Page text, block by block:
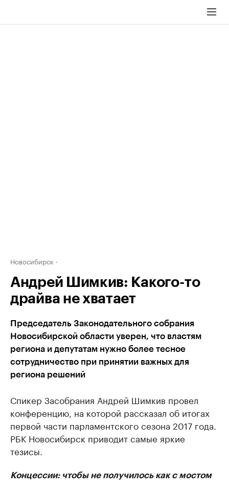
Новосибирск
Андрей Шимкив: Какого-то
драйва не хватает
Председатель Законодательного собрания
Новосибирской области уверен, что властям
региона и депутатам нужно более тесное
сотрудничество при принятии важных для
региона решений
Спикер Засобрания Андрей Шимкив провел
конференцию, на которой рассказал об итогах
первой части парламентского сезона 2017 года.
РБК Новосибирск приводит самые яркие
тезисы.
Концессии: чтобы не получилось как с мостом